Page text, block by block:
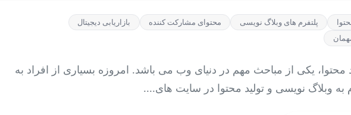
پلتفرم های وبلاگ نویسی محتوای مشارکت کننده
بازاریابی دیجیتال
محتوا، یکی از مباحث مهم در دنیای وب می باشد. امروزه بسیاری از افراد به
به وبلاگ نویسی و تولید محتوا در سایت های....